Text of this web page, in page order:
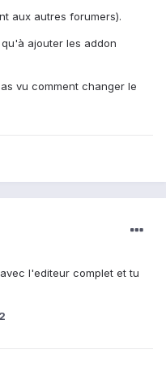
aux autres forumers).
ajouter les addon
vu comment changer le
l'editeur complet et tu